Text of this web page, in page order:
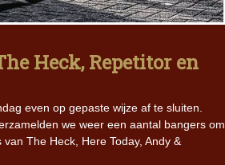
Heck, Repetitor en
even op gepaste wijze af te sluiten.
we weer een aantal bangers om
The Heck, Here Today, Andy &